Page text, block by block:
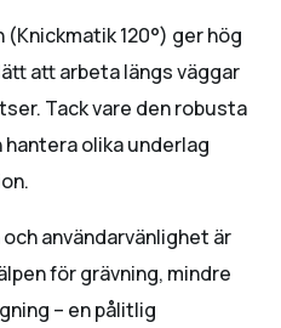
120°) ger hög
att arbeta längs väggar
Tack vare den robusta
olika underlag
användarvänlighet är
för grävning, mindre
– en pålitlig